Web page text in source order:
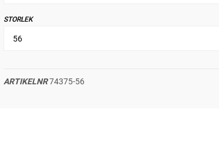
STORLEK
ARTIKELNR74375-56